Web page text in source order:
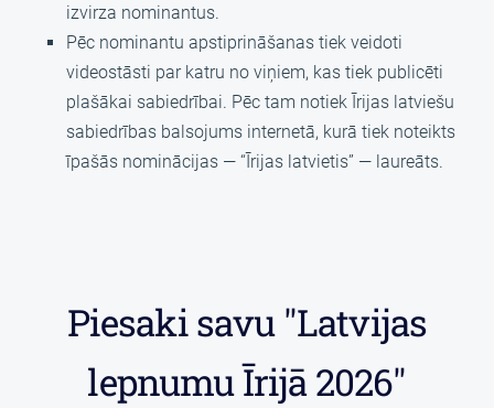
izvirza nominantus.
Pēc nominantu apstiprināšanas tiek veidoti
videostāsti par katru no viņiem, kas tiek publicēti
plašākai sabiedrībai. Pēc tam notiek Īrijas latviešu
sabiedrības balsojums internetā, kurā tiek noteikts
īpašās nominācijas — “Īrijas latvietis” — laureāts.
Piesaki savu "Latvijas
lepnumu Īrijā 2026"